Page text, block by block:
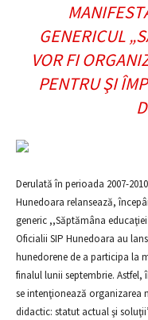
GENERICUL
VOR FI
PENTRU ŞI
Derulată în perioada 2007-
Hunedoara relansează,
generic ,,Săptămâna
Oficialii SIP Hunedoara au
hunedorene de a participa la
finalul lunii septembrie. Astfel,
se intenţionează organizarea
didactic: statut actual şi